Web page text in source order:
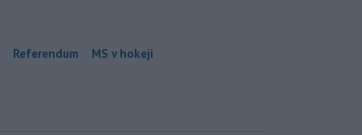
Referendum MS v hokeji